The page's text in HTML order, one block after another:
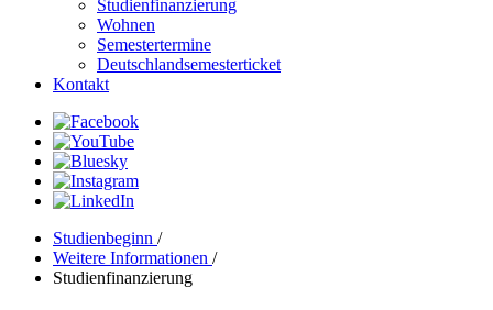
Studienfinanzierung
Wohnen
Semestertermine
Deutschlandsemesterticket
Kontakt
Studienbeginn /
Weitere Informationen /
Studienfinanzierung